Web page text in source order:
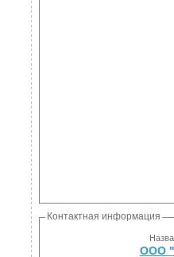
Контактная информация
ООО